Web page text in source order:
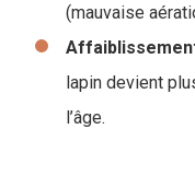
(mauvaise
lapin devient
l’âge.